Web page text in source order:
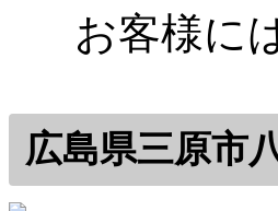
お客様に
広島県三原市